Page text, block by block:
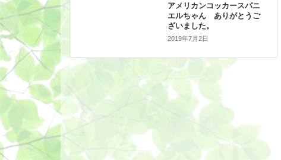
アメリカンコッカースパニ
エルちゃん ありがとうご
ざいました。
2019年7月2日